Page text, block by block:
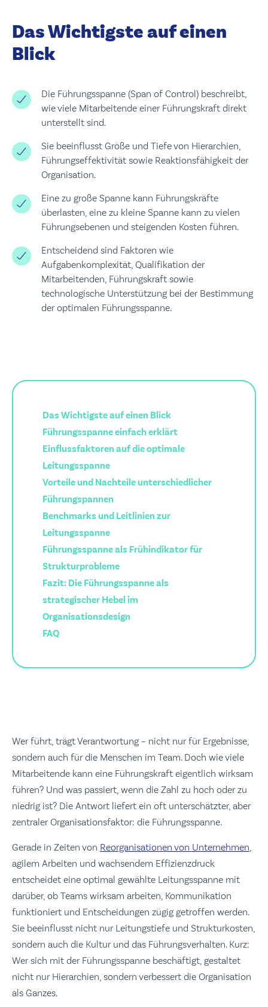
Das Wichtigste auf einen
Blick
Die Führungsspanne (Span of Control) beschreibt,
wie viele Mitarbeitende einer Führungskraft direkt
unterstellt sind.
Sie beeinflusst Größe und Tiefe von Hierarchien,
Führungseffektivität sowie Reaktionsfähigkeit der
Organisation.
Eine zu große Spanne kann Führungskräfte
überlasten, eine zu kleine Spanne kann zu vielen
Führungsebenen und steigenden Kosten führen.
Entscheidend sind Faktoren wie
Aufgabenkomplexität, Qualifikation der
Mitarbeitenden, Führungskraft sowie
technologische Unterstützung bei der Bestimmung
der optimalen Führungsspanne.
Das Wichtigste auf einen Blick
Führungsspanne einfach erklärt
Einflussfaktoren auf die optimale
Leitungsspanne
Vorteile und Nachteile unterschiedlicher
Führungspannen
Benchmarks und Leitlinien zur
Leitungsspanne
Führungsspanne als Frühindikator für
Strukturprobleme
Fazit: Die Führungsspanne als
strategischer Hebel im
Organisationsdesign
FAQ
Wer führt, trägt Verantwortung – nicht nur für Ergebnisse,
sondern auch für die Menschen im Team. Doch wie viele
Mitarbeitende kann eine Führungskraft eigentlich wirksam
führen? Und was passiert, wenn die Zahl zu hoch oder zu
niedrig ist? Die Antwort liefert ein oft unterschätzter, aber
zentraler Organisationsfaktor: die Führungsspanne.
Gerade in Zeiten von Reorganisationen von Unternehmen,
agilem Arbeiten und wachsendem Effizienzdruck
entscheidet eine optimal gewählte Leitungsspanne mit
darüber, ob Teams wirksam arbeiten, Kommunikation
funktioniert und Entscheidungen zügig getroffen werden.
Sie beeinflusst nicht nur Leitungstiefe und Strukturkosten,
sondern auch die Kultur und das Führungsverhalten. Kurz:
Wer sich mit der Führungsspanne beschäftigt, gestaltet
nicht nur Hierarchien, sondern verbessert die Organisation
als Ganzes.